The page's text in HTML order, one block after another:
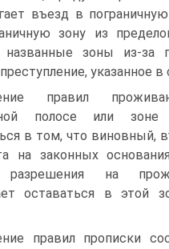
въезд в
зону из
зоны из-за
указанное в
правил
полосе или
в том, что виновный,
на законных
разрешения на
оставаться в этой
правил прописки